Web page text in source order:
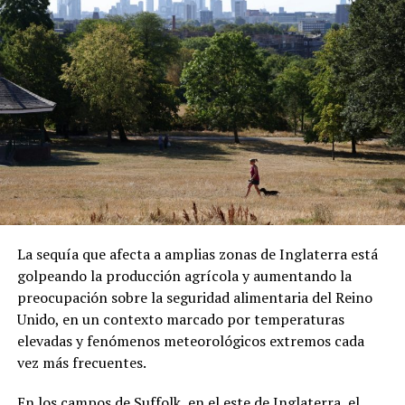
capital centroafricana.
ADVERTISEMENT
Sánchez también denunció que los migrantes fueron
presionados para abordar el vuelo. Las declaraciones
confirmadas de manera independiente.
Una vez en República Centroafricana, las autoridades
locales les comunicaron que podrían permanecer
temporalmente en el país bajo un visado. Sin embargo,
Sánchez aseguró que existen restricciones para
La sequía que afecta a amplias zonas de Inglaterra está
golpeando la producción agrícola y aumentando la
preocupación sobre la seguridad alimentaria del Reino
Unido, en un contexto marcado por temperaturas
elevadas y fenómenos meteorológicos extremos cada
vez más frecuentes.